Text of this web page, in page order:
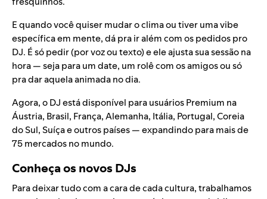
E quando você quiser mudar o clima ou tiver uma vibe
específica em mente, dá pra ir além com ospedidos pro
DJ. É só pedir (por voz ou texto) e ele ajusta sua sessão na
hora — seja para um date, um rolê com os amigos ou só
pra dar aquela animada no dia.
Agora, o DJ está disponível para usuários Premium na
Áustria, Brasil, França, Alemanha, Itália, Portugal, Coreia
do Sul, Suíça e outros países — expandindo para mais de
75 mercados no mundo.
Conheça os novos DJs
Para deixar tudo com a cara de cada cultura, trabalhamos